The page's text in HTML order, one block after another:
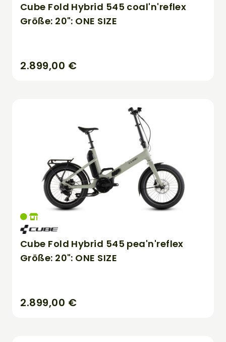
Cube Fold Hybrid 545 coal'n'reflex
Größe: 20": ONE SIZE
2.899,00 €
Cube Fold Hybrid 545 pea'n'reflex
Größe: 20": ONE SIZE
2.899,00 €